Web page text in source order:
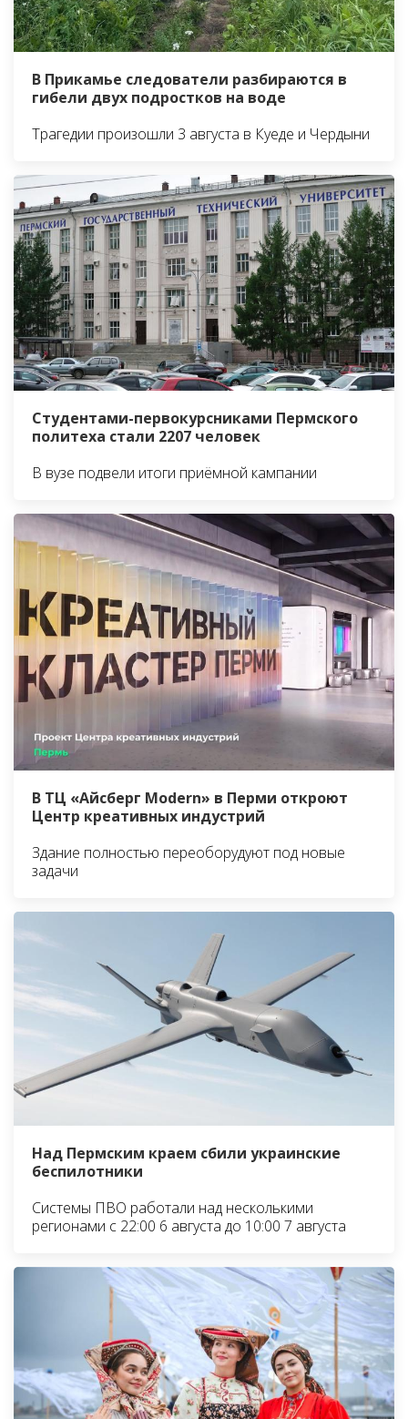
В Прикамье следователи разбираются в
гибели двух подростков на воде
Трагедии произошли 3 августа в Куеде и Чердыни
Студентами-первокурсниками Пермского
политеха стали 2207 человек
В вузе подвели итоги приёмной кампании
В ТЦ «Айсберг Modern» в Перми откроют
Центр креативных индустрий
Здание полностью переоборудуют под новые
задачи
Над Пермским краем сбили украинские
беспилотники
Системы ПВО работали над несколькими
регионами с 22:00 6 августа до 10:00 7 августа